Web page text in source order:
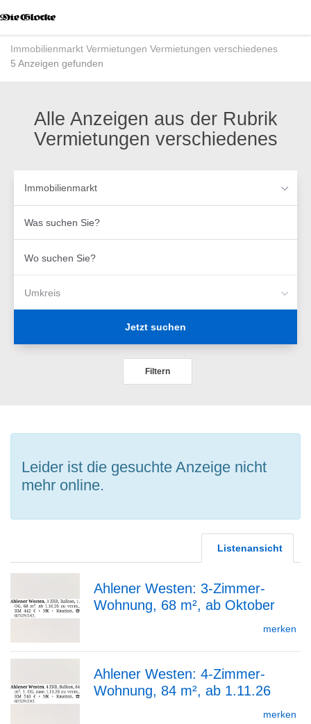
Modus
aktivieren
zur
Navigation
Immobilienmarkt Vermietungen Vermietungen verschiedenes
5 Anzeigen gefunden
Alle Anzeigen aus der Rubrik
Vermietungen verschiedenes
Immobilienmarkt
suchen
Sie?
suchen
Umkreis
Jetzt suchen
Filtern
Leider ist die gesuchte Anzeige nicht
mehr online.
Listenansicht
zur
Detailseite
Ahlener Westen: 3-Zimmer-
Wohnung, 68 m², ab Oktober
merken
zur
Ahlener Westen: 4-Zimmer-
Wohnung, 84 m², ab 1.11.26
merken